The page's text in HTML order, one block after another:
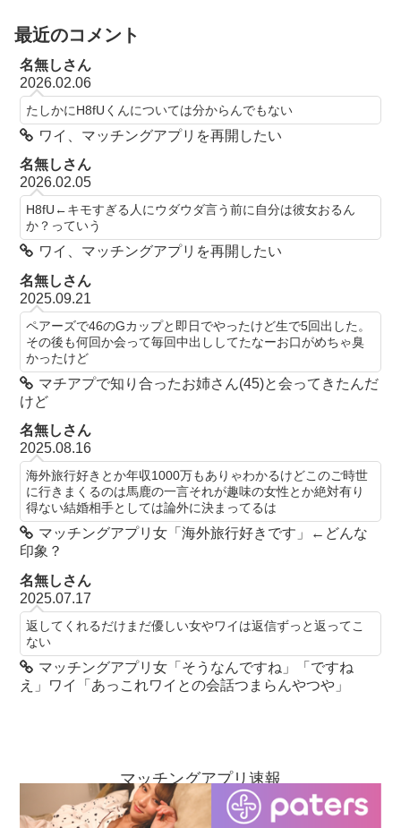
最近のコメント
名無しさん
2026.02.06
たしかにH8fUくんについては分からんでもない
ワイ、マッチングアプリを再開したい
名無しさん
2026.02.05
H8fU←キモすぎる人にウダウダ言う前に自分は彼女おるん
か？っていう
ワイ、マッチングアプリを再開したい
名無しさん
2025.09.21
ペアーズで46のGカップと即日でやったけど生で5回出した。
その後も何回か会って毎回中出ししてたなーお口がめちゃ臭
かったけど
マチアプで知り合ったお姉さん(45)と会ってきたんだ
けど
名無しさん
2025.08.16
海外旅行好きとか年収1000万もありゃわかるけどこのご時世
に行きまくるのは馬鹿の一言それが趣味の女性とか絶対有り
得ない結婚相手としては論外に決まってるは
マッチングアプリ女「海外旅行好きです」←どんな
印象？
名無しさん
2025.07.17
返してくれるだけまだ優しい女やワイは返信ずっと返ってこ
ない
マッチングアプリ女「そうなんですね」「ですね
え」ワイ「あっこれワイとの会話つまらんやつや」
マッチングアプリ速報
お問い合わせ 当ブログについて